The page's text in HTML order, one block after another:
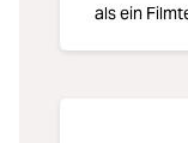
als ein